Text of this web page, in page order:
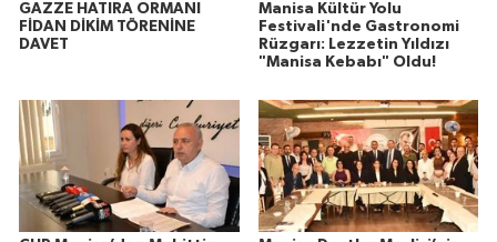
GAZZE HATIRA ORMANI
FİDAN DİKİM TÖRENİNE
DAVET
Manisa Kültür Yolu
Festivali'nde Gastronomi
Rüzgarı: Lezzetin Yıldızı
"Manisa Kebabı" Oldu!